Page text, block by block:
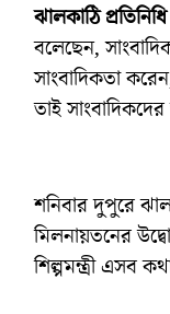
ঝালকাঠি
বলেছেন,
সাংবাদিকতা
তাই
শনিবার দুপুরে
মিলনায়তনের
শিল্পমন্ত্রী এসব